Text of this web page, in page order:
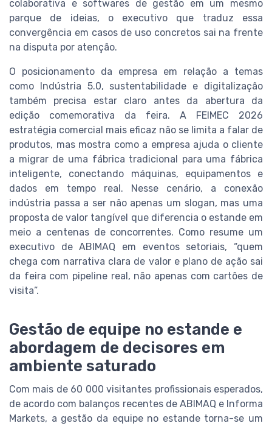
colaborativa e softwares de gestão em um mesmo
parque de ideias, o executivo que traduz essa
convergência em casos de uso concretos sai na frente
na disputa por atenção.
O posicionamento da empresa em relação a temas
como Indústria 5.0, sustentabilidade e digitalização
também precisa estar claro antes da abertura da
edição comemorativa da feira. A FEIMEC 2026
estratégia comercial mais eficaz não se limita a falar de
produtos, mas mostra como a empresa ajuda o cliente
a migrar de uma fábrica tradicional para uma fábrica
inteligente, conectando máquinas, equipamentos e
dados em tempo real. Nesse cenário, a conexão
indústria passa a ser não apenas um slogan, mas uma
proposta de valor tangível que diferencia o estande em
meio a centenas de concorrentes. Como resume um
executivo de ABIMAQ em eventos setoriais, “quem
chega com narrativa clara de valor e plano de ação sai
da feira com pipeline real, não apenas com cartões de
visita”.
Gestão de equipe no estande e
abordagem de decisores em
ambiente saturado
Com mais de 60 000 visitantes profissionais esperados,
de acordo com balanços recentes de ABIMAQ e Informa
Markets, a gestão da equipe no estande torna-se um